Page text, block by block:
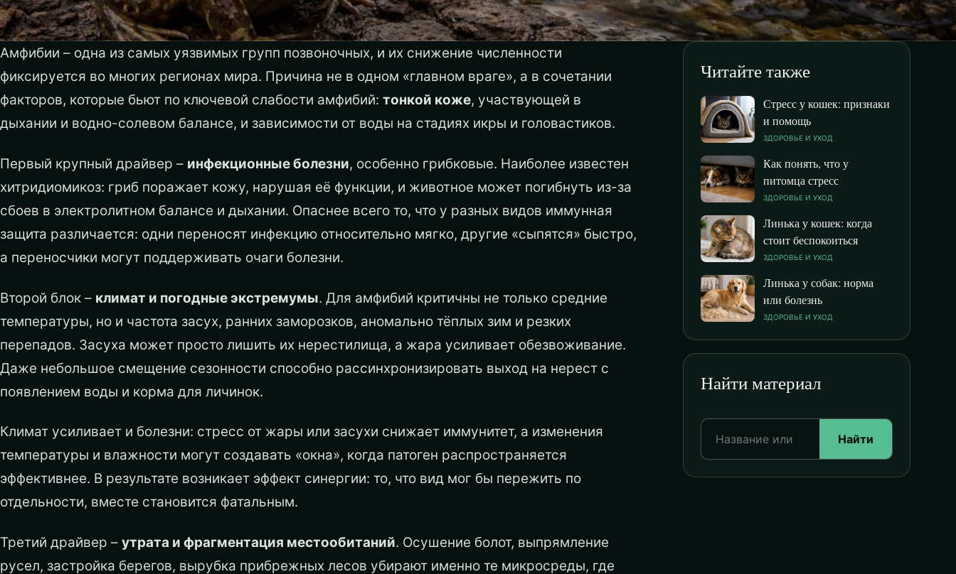
Амфибии – одна из самых уязвимых групп позвоночных, и их снижение численности
фиксируется во многих регионах мира. Причина не в одном «главном враге», а в сочетании
факторов, которые бьют по ключевой слабости амфибий: тонкой коже, участвующей в
дыхании и водно-солевом балансе, и зависимости от воды на стадиях икры и головастиков.
Первый крупный драйвер – инфекционные болезни, особенно грибковые. Наиболее известен
хитридиомикоз: гриб поражает кожу, нарушая её функции, и животное может погибнуть из-за
сбоев в электролитном балансе и дыхании. Опаснее всего то, что у разных видов иммунная
защита различается: одни переносят инфекцию относительно мягко, другие «сыпятся» быстро,
а переносчики могут поддерживать очаги болезни.
Второй блок – климат и погодные экстремумы. Для амфибий критичны не только средние
температуры, но и частота засух, ранних заморозков, аномально тёплых зим и резких
перепадов. Засуха может просто лишить их нерестилища, а жара усиливает обезвоживание.
Даже небольшое смещение сезонности способно рассинхронизировать выход на нерест с
появлением воды и корма для личинок.
Климат усиливает и болезни: стресс от жары или засухи снижает иммунитет, а изменения
температуры и влажности могут создавать «окна», когда патоген распространяется
эффективнее. В результате возникает эффект синергии: то, что вид мог бы пережить по
отдельности, вместе становится фатальным.
Третий драйвер – утрата и фрагментация местообитаний. Осушение болот, выпрямление
русел, застройка берегов, вырубка прибрежных лесов убирают именно те микросреды, где
Читайте также
Стресс у кошек: признаки
и помощь
ЗДОРОВЬЕ И УХОД
Как понять, что у
питомца стресс
ЗДОРОВЬЕ И УХОД
Линька у кошек: когда
стоит беспокоиться
ЗДОРОВЬЕ И УХОД
Линька у собак: норма
или болезнь
ЗДОРОВЬЕ И УХОД
Найти материал
Найти